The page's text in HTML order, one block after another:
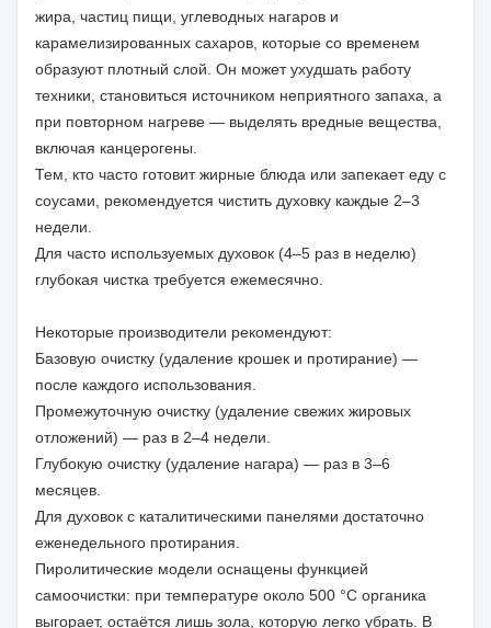
жира, частиц пищи, углеводных нагаров и
карамелизированных сахаров, которые со временем
образуют плотный слой. Он может ухудшать работу
техники, становиться источником неприятного запаха, а
при повторном нагреве — выделять вредные вещества,
включая канцерогены.
Тем, кто часто готовит жирные блюда или запекает еду с
соусами, рекомендуется чистить духовку каждые 2–3
недели.
Для часто используемых духовок (4–5 раз в неделю)
глубокая чистка требуется ежемесячно.
Некоторые производители рекомендуют:
Базовую очистку (удаление крошек и протирание) —
после каждого использования.
Промежуточную очистку (удаление свежих жировых
отложений) — раз в 2–4 недели.
Глубокую очистку (удаление нагара) — раз в 3–6
месяцев.
Для духовок с каталитическими панелями достаточно
еженедельного протирания.
Пиролитические модели оснащены функцией
самоочистки: при температуре около 500 °C органика
выгорает, остаётся лишь зола, которую легко убрать. В